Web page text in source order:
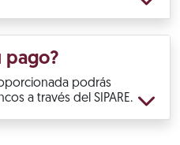
pago?
podrás
a través del SIPARE.